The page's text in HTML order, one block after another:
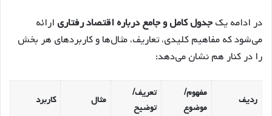
در ادامه یکجدول کامل و جامع درباره اقتصاد رفتاری ارائه
می‌شود که مفاهیم کلیدی، تعاریف، مثال‌ها و کاربردهای هر بخش
را در کنار هم نشان می‌دهد:
ردیف
مفهوم/
موضوع
تعریف/
توضیح
مثال کاربرد